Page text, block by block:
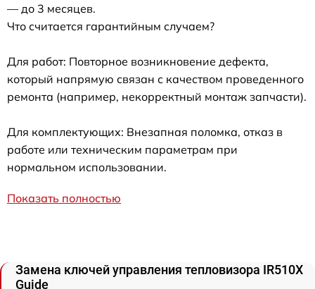
— до 3 месяцев.
Что считается гарантийным случаем?
Для работ: Повторное возникновение дефекта,
который напрямую связан с качеством проведенного
ремонта (например, некорректный монтаж запчасти).
Для комплектующих: Внезапная поломка, отказ в
работе или техническим параметрам при
нормальном использовании.
Показать полностью
Замена ключей управления тепловизора IR510X
Guide